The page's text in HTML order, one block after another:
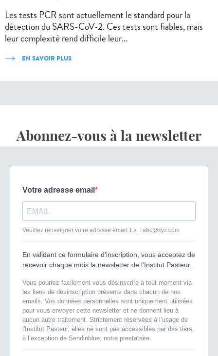
Les tests PCR sont actuellement le standard pour la
détection du SARS-CoV-2. Ces tests sont fiables, mais
leur complexité rend difficile leur...
EN SAVOIR PLUS
Abonnez-vous à la newsletter